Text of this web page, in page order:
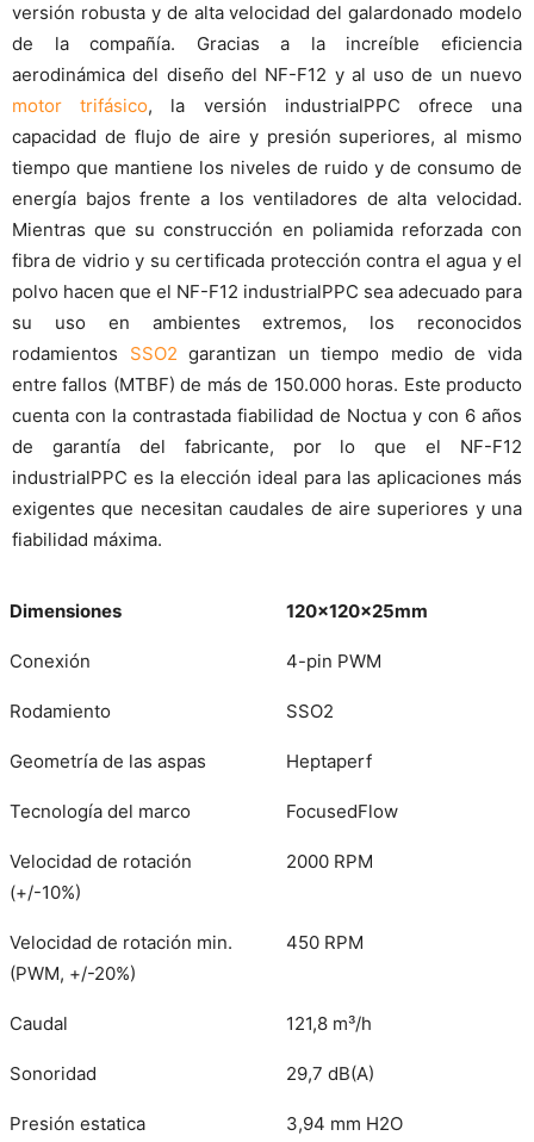
versión robusta y de alta velocidad del galardonado modelo
de la compañía. Gracias a la increíble eficiencia
aerodinámica del diseño del NF-F12 y al uso de un nuevo
motor trifásico, la versión industrialPPC ofrece una
capacidad de flujo de aire y presión superiores, al mismo
tiempo que mantiene los niveles de ruido y de consumo de
energía bajos frente a los ventiladores de alta velocidad.
Mientras que su construcción en poliamida reforzada con
fibra de vidrio y su certificada protección contra el agua y el
polvo hacen que el NF-F12 industrialPPC sea adecuado para
su uso en ambientes extremos, los reconocidos
rodamientos SSO2 garantizan un tiempo medio de vida
entre fallos (MTBF) de más de 150.000 horas. Este producto
cuenta con la contrastada fiabilidad de Noctua y con 6 años
de garantía del fabricante, por lo que el NF-F12
industrialPPC es la elección ideal para las aplicaciones más
exigentes que necesitan caudales de aire superiores y una
fiabilidad máxima.
Dimensiones 120x120x25mm
Conexión 4-pin PWM
Rodamiento SSO2
Geometría de las aspas Heptaperf
Tecnología del marco FocusedFlow
Velocidad de rotación
(+/-10%)
2000 RPM
Velocidad de rotación min.
(PWM, +/-20%)
450 RPM
Caudal 121,8 m³/h
Sonoridad 29,7 dB(A)
Presión estatica 3,94 mm H2O